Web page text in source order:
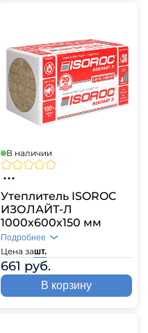
В наличии
Утеплитель ISOROC
ИЗОЛАЙТ-Л
1000х600х150 мм
Цена зашт.
661 руб.
Подробнее
В корзину